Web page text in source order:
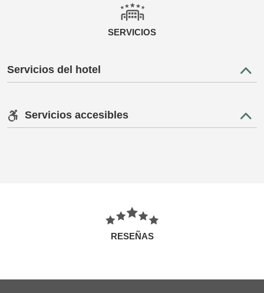
SERVICIOS
Servicios del hotel
Servicios accesibles
RESEÑAS